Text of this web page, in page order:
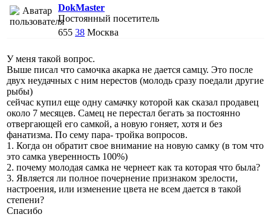
DokMaster
Постоянный посетитель
655 38 Москва
У меня такой вопрос.
Выше писал что самочка акарка не дается самцу. Это после
двух неудачных с ним нерестов (молодь сразу поедали другие
рыбы)
сейчас купил еще одну самачку которой как сказал продавец
около 7 месяцев. Самец не перестал бегать за постоянно
отвергающей его самкой, а новую гоняет, хотя и без
фанатизма. По сему пара- тройка вопросов.
1. Когда он обратит свое внимание на новую самку (в том что
это самка уверенность 100%)
2. почему молодая самка не чернеет как та которая что была?
3. Является ли полное почернение признаком зрелости,
настроения, или изменение цвета не всем дается в такой
степени?
Спасибо